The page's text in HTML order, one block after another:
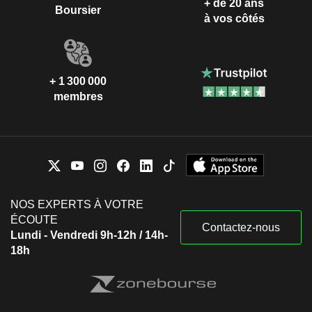
Boursier
+ de 20 ans
à vos côtés
+ 1 300 000
membres
NOS EXPERTS À VOTRE
ÉCOUTE
Lundi - Vendredi 9h-12h / 14h-
18h
Contactez-nous